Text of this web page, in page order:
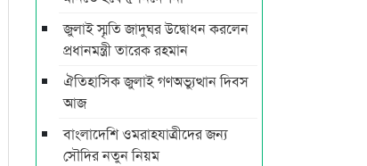
জুলাই স্মৃতি জাদুঘর উদ্বোধন করলেন
প্রধানমন্ত্রী তারেক রহমান
ঐতিহাসিক জুলাই গণঅভ্যুত্থান দিবস
আজ
বাংলাদেশি ওমরাহযাত্রীদের জন্য
সৌদির নতুন নিয়ম